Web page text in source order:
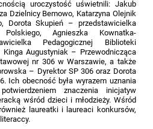
uroczystość uświetnili: Jakub
Dzielnicy Bemowo, Katarzyna Olejnik
Dorota Skupień – przedstawicielka
Agnieszka Kownatka-
Pedagogicznej Biblioteki
Augustyniak – Przewodnicząca
nr 306 w Warszawie, a także
– Dyrektor SP 306 oraz Dorota
Ich obecność była wyrazem uznania
znaczenia inicjatyw
wśród dzieci i młodzieży. Wśród
laureatki i laureaci konkursów,